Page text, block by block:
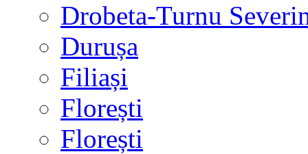
Drobeta-Turnu
Durușa
Filiași
Florești
Florești